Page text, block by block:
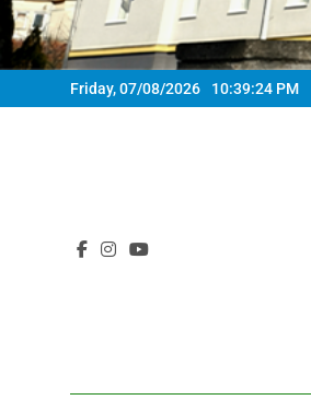
Friday, 07/08/2026 10:39:26 PM